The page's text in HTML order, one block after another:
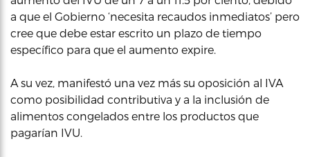
a que el Gobierno ‘necesita recaudos inmediatos’ pero
cree que debe estar escrito un plazo de tiempo
específico para que el aumento expire.
A su vez, manifestó una vez más su oposición al IVA
como posibilidad contributiva y a la inclusión de
alimentos congelados entre los productos que
pagarían IVU.